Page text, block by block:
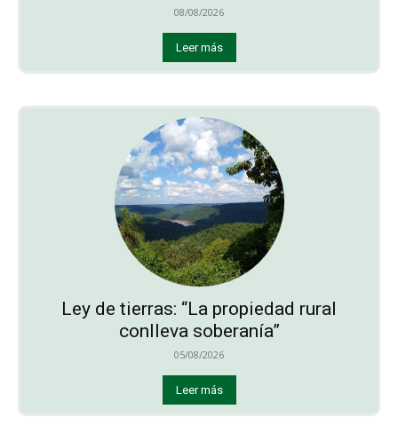
08/08/2026
Leer más
Ley de tierras: “La propiedad rural
conlleva soberanía”
05/08/2026
Leer más